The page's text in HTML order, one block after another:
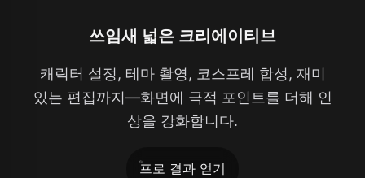
쓰임새 넓은 크리에이티브
캐릭터 설정, 테마 촬영, 코스프레 합성, 재미
있는 편집까지—화면에 극적 포인트를 더해 인
상을 강화합니다.
프로 결과 얻기